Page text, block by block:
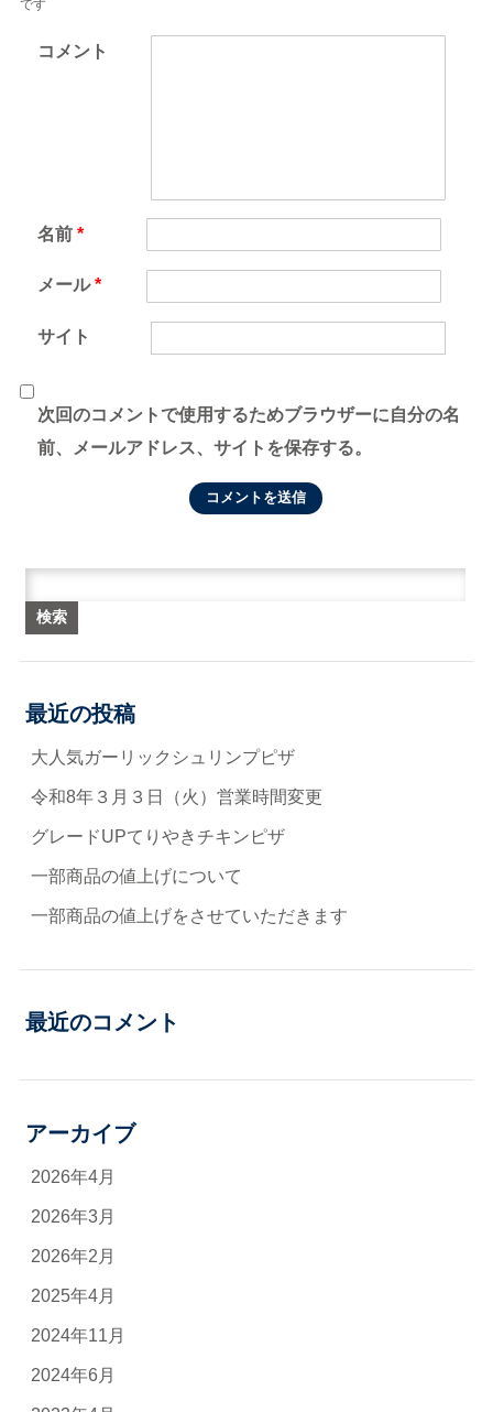
です
コメント
名前*
メール*
サイト
次回のコメントで使用するためブラウザーに自分の名
前、メールアドレス、サイトを保存する。
最近の投稿
大人気ガーリックシュリンプピザ
令和8年３月３日（火）営業時間変更
グレードUPてりやきチキンピザ
一部商品の値上げについて
一部商品の値上げをさせていただきます
最近のコメント
アーカイブ
2026年4月
2026年3月
2026年2月
2025年4月
2024年11月
2024年6月